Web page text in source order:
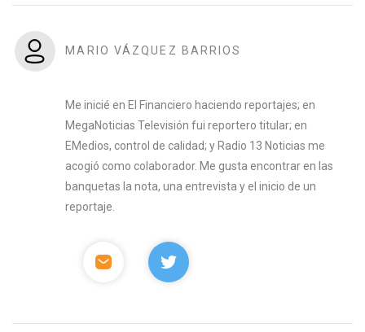
MARIO VÁZQUEZ BARRIOS
Me inicié en El Financiero haciendo reportajes; en
MegaNoticias Televisión fui reportero titular; en
EMedios, control de calidad; y Radio 13 Noticias me
acogió como colaborador. Me gusta encontrar en las
banquetas la nota, una entrevista y el inicio de un
reportaje.